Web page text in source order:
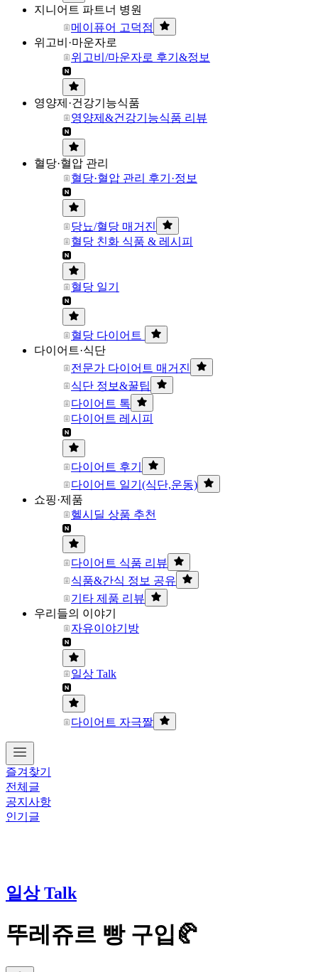
지니어트 파트너 병원
메이퓨어 고덕점
위고비·마운자로
위고비/마운자로 후기&정보
영양제·건강기능식품
영양제&건강기능식품 리뷰
혈당·혈압 관리
혈당·혈압 관리 후기·정보
당뇨/혈당 매거진
혈당 친화 식품 & 레시피
혈당 일기
혈당 다이어트
다이어트·식단
전문가 다이어트 매거진
식단 정보&꿀팁
다이어트 톡
다이어트 레시피
다이어트 후기
다이어트 일기(식단,운동)
쇼핑·제품
헬시딜 상품 추천
다이어트 식품 리뷰
식품&간식 정보 공유
기타 제품 리뷰
우리들의 이야기
자유이야기방
일상 Talk
다이어트 자극짤
즐겨찾기
전체글
공지사항
인기글
일상 Talk
뚜레쥬르 빵 구입🥐